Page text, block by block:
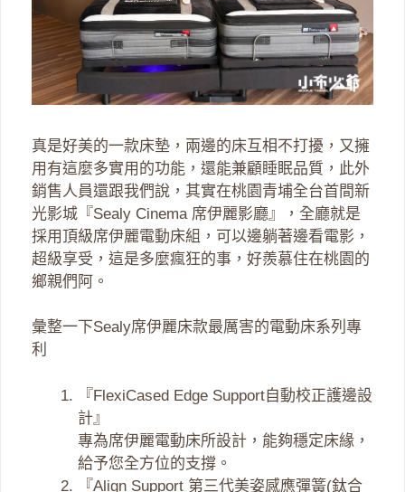
真是好美的一款床墊，兩邊的床互相不打擾，又擁
用有這麼多實用的功能，還能兼顧睡眠品質，此外
銷售人員還跟我們說，其實在桃園青埔全台首間新
光影城『Sealy Cinema 席伊麗影廳』，全廳就是
採用頂級席伊麗電動床組，可以邊躺著邊看電影，
超級享受，這是多麼瘋狂的事，好羨慕住在桃園的
鄉親們阿。
彙整一下Sealy席伊麗床款最厲害的電動床系列專
利
『FlexiCased Edge Support自動校正護邊設
計』
專為席伊麗電動床所設計，能夠穩定床緣，
給予您全方位的支撐。
『Align Support 第三代美姿感應彈簧(鈦合